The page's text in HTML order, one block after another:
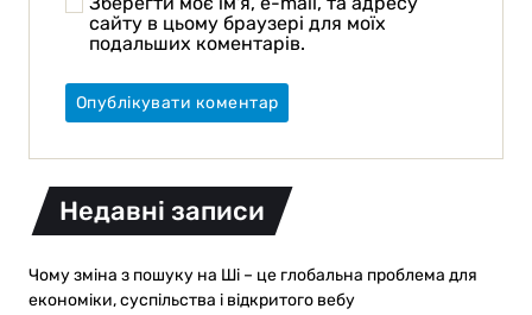
сайту в цьому браузері для моїх
подальших коментарів.
Недавні записи
Чому зміна з пошуку на Ші – це глобальна проблема для
економіки, суспільства і відкритого вебу